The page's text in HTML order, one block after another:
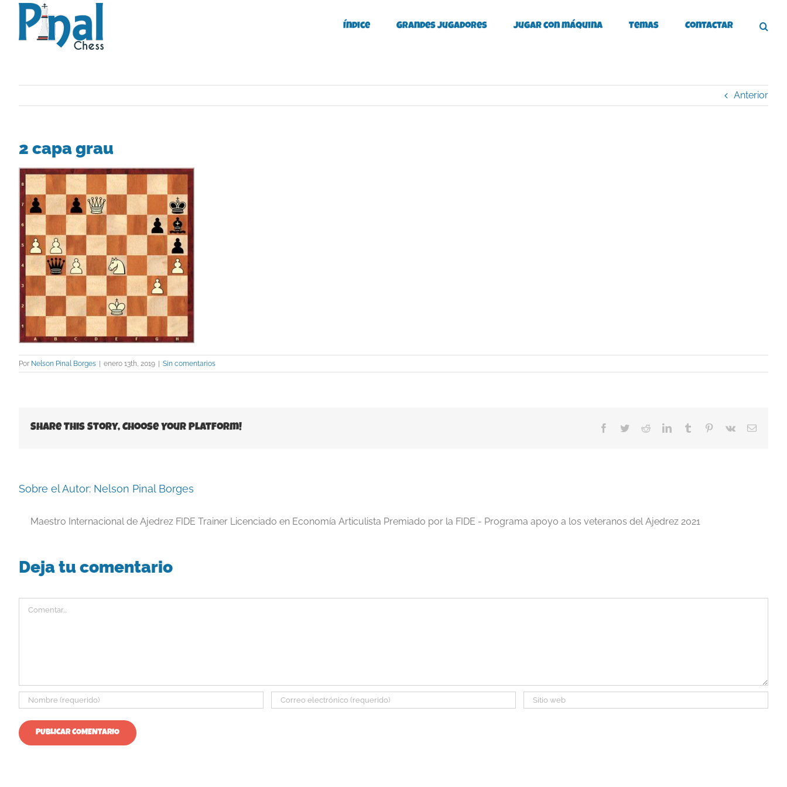
Saltar
contenido
Índice Grandes Jugadores Jugar con máquina Temas Contactar
Anterior
2 capa grau
Por Nelson Pinal Borges | enero 13th, 2019 | Sin comentarios
Share This Story, Choose Your Platform! Facebook
TwitterRedditLinkedInTumblr Pinterest
Vk
Correo
Sobre el Autor: Nelson Pinal Borges
Maestro Internacional de Ajedrez FIDE Trainer Licenciado en Economía Articulista Premiado por la FIDE - Programa apoyo a los veteranos del Ajedrez 2021
Deja tu comentario